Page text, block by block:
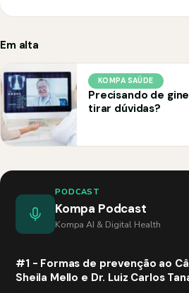
Em alta
KOMPA SAÚDE
Precisando de
tirar dúvidas?
PODCAST
Kompa Podcast
Kompa AI & Digital Health
#1 - Formas de prevenção ao
Sheila Mello e Dr. Luiz Carlos